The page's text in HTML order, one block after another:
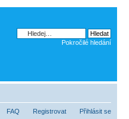
Pokročilé hledání
FAQ Registrovat Přihlásit se